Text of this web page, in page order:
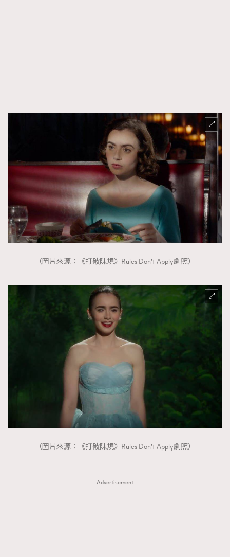
（圖片來源：《打破陳規》Rules Don’t Apply劇照）
（圖片來源：《打破陳規》Rules Don’t Apply劇照）
Advertisement